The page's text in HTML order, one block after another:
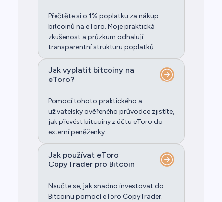
Přečtěte si o 1% poplatku za nákup
bitcoinů na eToro. Moje praktická
zkušenost a průzkum odhalují
transparentní strukturu poplatků.
Jak vyplatit bitcoiny na
eToro?
Pomocí tohoto praktického a
uživatelsky ověřeného průvodce zjistíte,
jak převést bitcoiny z účtu eToro do
externí peněženky.
Jak používat eToro
CopyTrader pro Bitcoin
Naučte se, jak snadno investovat do
Bitcoinu pomocí eToro CopyTrader.